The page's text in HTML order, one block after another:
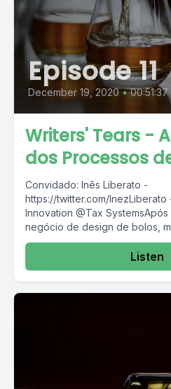
Episode 11
December 19, 2020 • 00:51:37
Writers' Tears -
dos Processos
Convidado: Inês Liberato -
https://twitter.com/
Innovation @Tax
negócio de design de bolos,
Listen